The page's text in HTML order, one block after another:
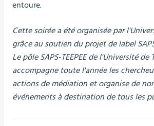
entoure.
Cette soirée a été organisée par
grâce au soutien du projet de label
Le pôle SAPS-TEEPEE de l'Université de
accompagne toute l'année les
actions de médiation et organise de
événements à destination de tous les